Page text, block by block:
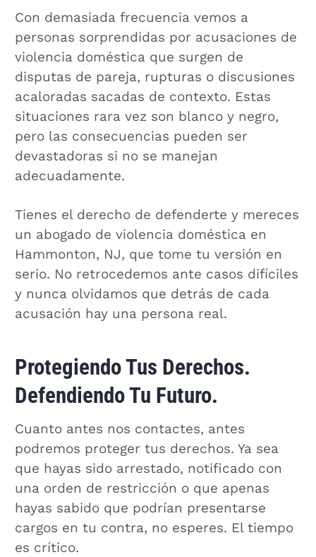
Con demasiada frecuencia vemos a
personas sorprendidas por acusaciones de
violencia doméstica que surgen de
disputas de pareja, rupturas o discusiones
acaloradas sacadas de contexto. Estas
situaciones rara vez son blanco y negro,
pero las consecuencias pueden ser
devastadoras si no se manejan
adecuadamente.
Tienes el derecho de defenderte y mereces
un abogado de violencia doméstica en
Hammonton, NJ, que tome tu versión en
serio. No retrocedemos ante casos difíciles
y nunca olvidamos que detrás de cada
acusación hay una persona real.
Protegiendo Tus Derechos.
Defendiendo Tu Futuro.
Cuanto antes nos contactes, antes
podremos proteger tus derechos. Ya sea
que hayas sido arrestado, notificado con
una orden de restricción o que apenas
hayas sabido que podrían presentarse
cargos en tu contra, no esperes. El tiempo
es crítico.